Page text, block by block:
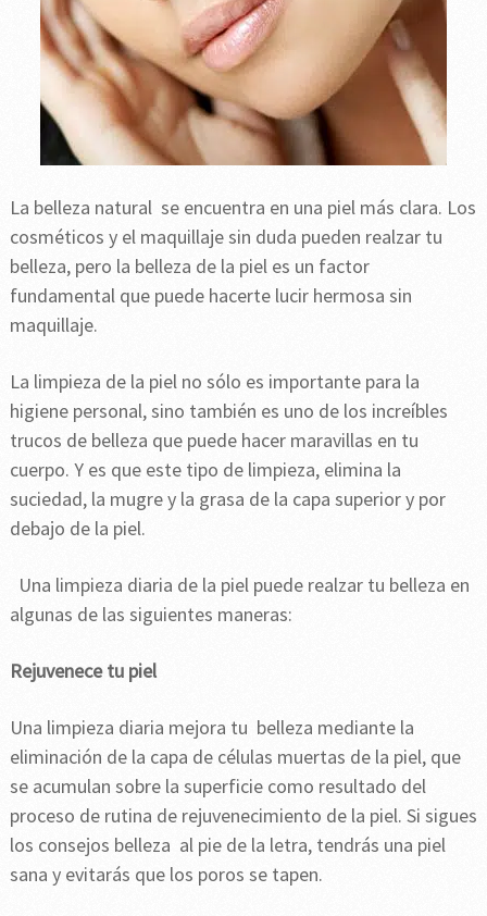
La belleza natural se encuentra en una piel más clara. Los
cosméticos y el maquillaje sin duda pueden realzar tu
belleza, pero la belleza de la piel es un factor
fundamental que puede hacerte lucir hermosa sin
maquillaje.
La limpieza de la piel no sólo es importante para la
higiene personal, sino también es uno de los increíbles
trucos de belleza que puede hacer maravillas en tu
cuerpo. Y es que este tipo de limpieza, elimina la
suciedad, la mugre y la grasa de la capa superior y por
debajo de la piel.
Una limpieza diaria de la piel puede realzar tu belleza en
algunas de las siguientes maneras:
Rejuvenece tu piel
Una limpieza diaria mejora tu belleza mediante la
eliminación de la capa de células muertas de la piel, que
se acumulan sobre la superficie como resultado del
proceso de rutina de rejuvenecimiento de la piel. Si sigues
los consejos belleza al pie de la letra, tendrás una piel
sana y evitarás que los poros se tapen.